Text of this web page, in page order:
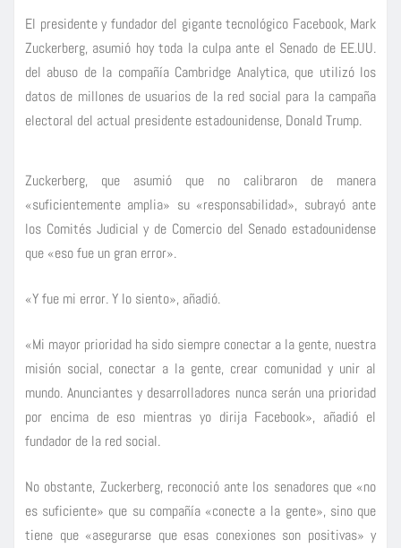
El presidente y fundador del gigante tecnológico Facebook, Mark
Zuckerberg, asumió hoy toda la culpa ante el Senado de EE.UU.
del abuso de la compañía Cambridge Analytica, que utilizó los
datos de millones de usuarios de la red social para la campaña
electoral del actual presidente estadounidense, Donald Trump.
Zuckerberg, que asumió que no calibraron de manera
«suficientemente amplia» su «responsabilidad», subrayó ante
los Comités Judicial y de Comercio del Senado estadounidense
que «eso fue un gran error».
«Y fue mi error. Y lo siento», añadió.
«Mi mayor prioridad ha sido siempre conectar a la gente, nuestra
misión social, conectar a la gente, crear comunidad y unir al
mundo. Anunciantes y desarrolladores nunca serán una prioridad
por encima de eso mientras yo dirija Facebook», añadió el
fundador de la red social.
No obstante, Zuckerberg, reconoció ante los senadores que «no
es suficiente» que su compañía «conecte a la gente», sino que
tiene que «asegurarse que esas conexiones son positivas» y